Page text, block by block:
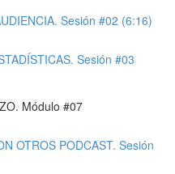
Sesión #02 (6:16)
Sesión #03
Módulo #07
OTROS PODCAST. Sesión